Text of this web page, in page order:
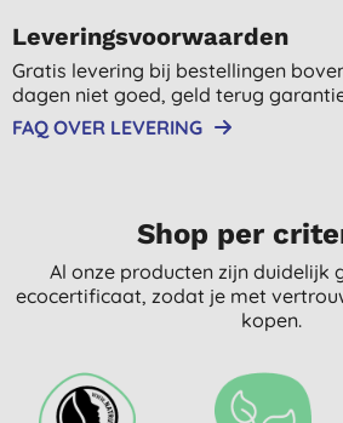
Leveringsvoorwaarden
Gratis levering bij bestellingen
dagen niet goed, geld terug
FAQ OVER LEVERING
Shop per
Al onze producten zijn duidelijk
ecocertificaat, zodat je met
kopen.